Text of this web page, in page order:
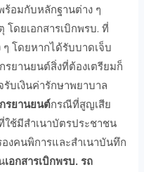
ร้อมกับหลักฐานต่าง ๆ
โดยเอกสารเบิกพรบ. ที่
โดยหากได้รับบาดเจ็บ
รยานยนต์สิ่งที่ต้องเตรียมก็
บเงินค่ารักษาพยาบาล
รยานยนต์กรณีที่สูญเสีย
ใช้มีสำเนาบัตรประชาชน
งคนพิการและสำเนาบันทึก
เอกสารเบิกพรบ. รถ